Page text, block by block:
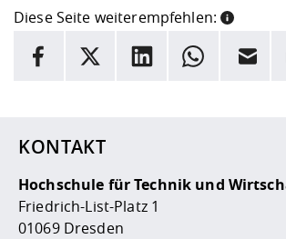
Diese Seite weiterempfehlen:
INFORMATION
Hier stehen weitere Informationen und
Facebook
X LinkedInWhatsappE-Mail
KONTAKT
Hochschule für Technik und
Friedrich-List-Platz 1
01069 Dresden